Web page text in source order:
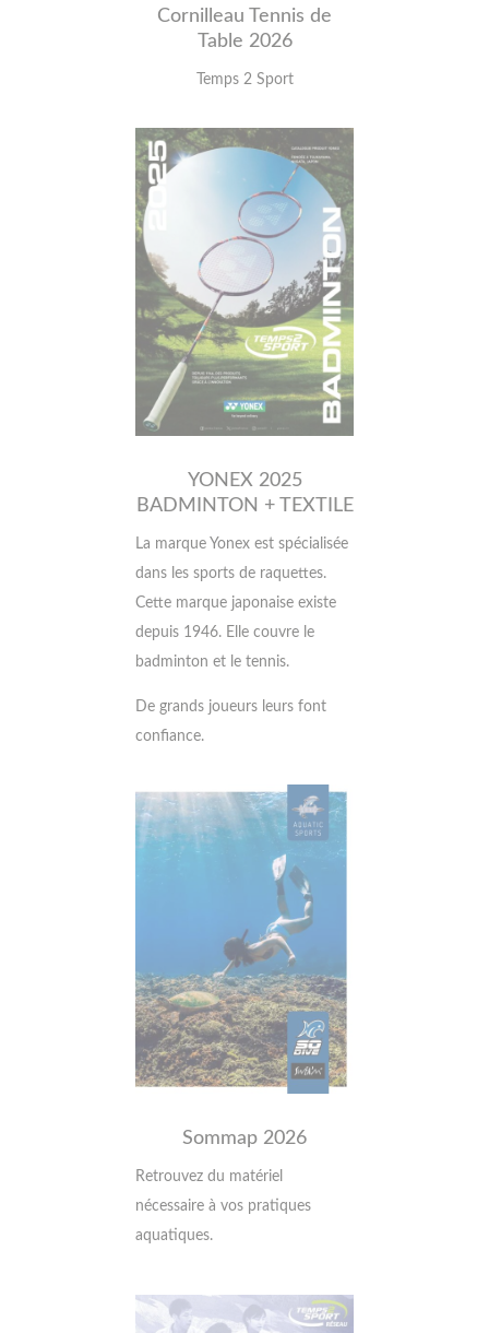
Cornilleau Tennis de
Table 2026
Temps 2 Sport
YONEX 2025
BADMINTON + TEXTILE
La marque Yonex est spécialisée
dans les sports de raquettes.
Cette marque japonaise existe
depuis 1946. Elle couvre le
badminton et le tennis.
De grands joueurs leurs font
confiance.
Sommap 2026
Retrouvez du matériel
nécessaire à vos pratiques
aquatiques.